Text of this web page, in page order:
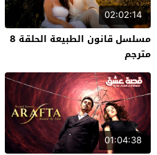
02:02:14
مسلسل قانون الطبيعة الحلقة 8
مترجم
01:04:38